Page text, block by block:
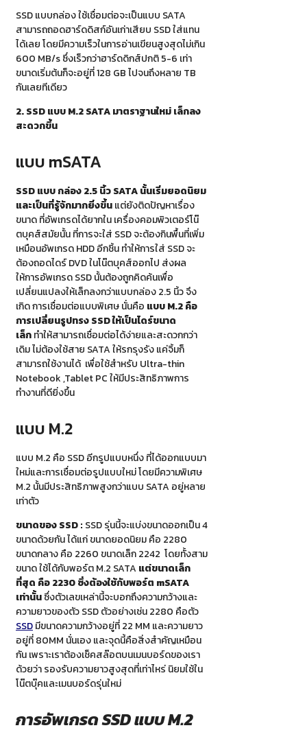
SSD แบบกล่อง ใช้เชื่อมต่อจะเป็นแบบ SATA
สามารถถอดฮาร์ดดิสก์อันเก่าเสียบ SSD ใส่แทน
ได้เลย โดยมีความเร็วในการอ่านเขียนสูงสุดไม่เกิน
600 MB/s ซึ่งเร็วกว่าฮาร์ดดิกส์ปกติ 5-6 เท่า
ขนาดเริ่มต้นก็จะอยู่ที่ 128 GB ไปจนถึงหลาย TB
กันเลยทีเดียว
2. SSD แบบ M.2 SATA มาตราฐานใหม่ เล็กลง
สะดวกขึ้น
แบบ mSATA
SSD แบบ กล่อง 2.5 นิ้ว SATA นั้นเริ่มยอดนิยม
และเป็นที่รู้จักมากยิ่งขึ้นแต่ยังติดปัญหาเรื่อง
ขนาด ที่อัพเกรดได้ยากใน เครื่องคอมพิวเตอร์โน๊
ตบุคส์สมัยนั้น ที่การจะใส่ SSD จะต้องกินพื้นที่เพิ่ม
เหมือนอัพเกรด HDD อีกชิ้น ทำให้การใส่ SSD จะ
ต้องถอดไดร์ DVD ในโน๊ตบุคส์ออกไป ส่งผล
ให้การอัพเกรด SSD นั้นต้องถูกคิดค้นเพื่อ
เปลี่ยนแปลงให้เล็กลงกว่าแบบกล่อง 2.5 นิ้ว จึง
เกิด การเชื่อมต่อแบบพิเศษ นั่นคือ แบบM.2 คือ
การเปลี่ยนรูปทรง SSD ให้เป็นไดร์ขนาด
เล็กทำให้สามารถเชื่อมต่อได้ง่ายและสะดวกกว่า
เดิม ไม่ต้องใช้สาย SATA ให้รกรุงรัง แค่จิ้มก็
สามารถใช้งานได้ เพื่อใช้สำหรับ Ultra-thin
Notebook ,Tablet PC ให้มีประสิทธิภาพการ
ทำงานที่ดียิ่งขึ้น
แบบ M.2
แบบ M.2 คือ SSD อีกรูปแบบหนึ่ง ที่ได้ออกแบบมา
ใหม่และการเชื่อมต่อรูปแบบใหม่ โดยมีความพิเศษ
M.2 นั้นมีประสิทธิภาพสูงกว่าแบบ SATA อยู่หลาย
เท่าตัว
ขนาดของ SSD : SSD รุ่นนี้จะแบ่งขนาดออกเป็น 4
ขนาดด้วยกัน ได้แก่ ขนาดยอดนิยม คือ 2280
ขนาดกลาง คือ 2260 ขนาดเล็ก 2242 โดยทั้งสาม
ขนาด ใช้ได้กับพอร์ต M.2 SATA แต่ขนาดเล็ก
ที่สุด คือ 2230 ซึ่งต้องใช้กับพอร์ต mSATA
เท่านั้นซึ่งตัวเลขเหล่านี้จะบอกถึงความกว้างและ
ความยาวของตัว SSD ตัวอย่างเช่น 2280 คือตัว
SSDมีขนาดความกว้างอยู่ที่ 22 MM และความยาว
อยู่ที่ 80MM นั่นเอง และจุดนี้คือสิ่งสำคัญเหมือน
กัน เพราะเราต้องเช็คสล๊อตบนเมนบอร์ดของเรา
ด้วยว่า รองรับความยาวสูงสุดที่เท่าไหร่ นิยมใช้ใน
โน๊ตบุ๊คและเมนบอร์ดรุ่นใหม่
การอัพเกรดSSD แบบ M.2